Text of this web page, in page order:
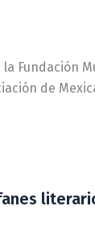
Fundación
de